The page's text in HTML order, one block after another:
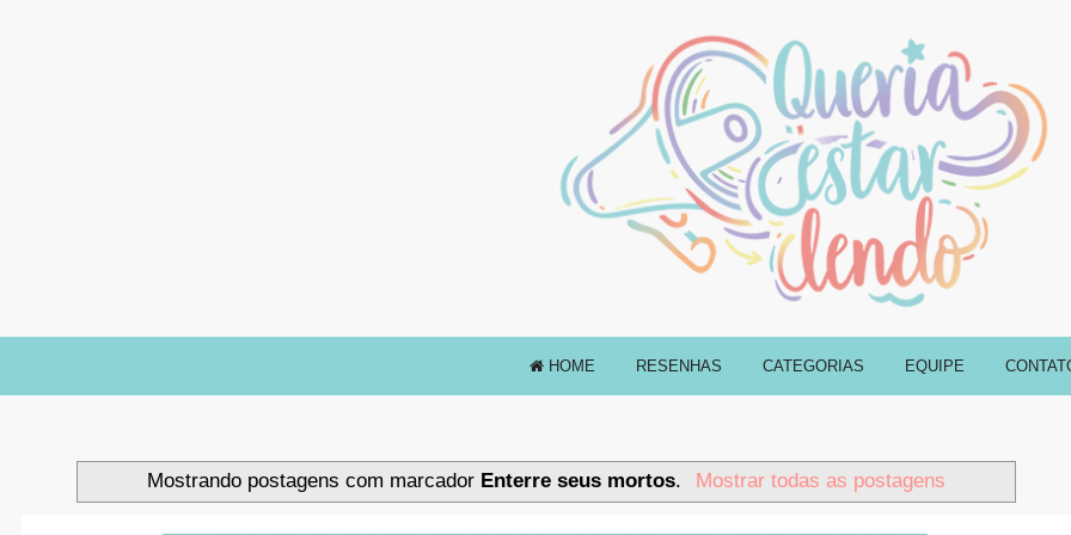
HOME RESENHAS CATEGORIAS EQUIPE
Mostrando postagens com marcador Enterre seus mortos. Mostrar todas as postagens